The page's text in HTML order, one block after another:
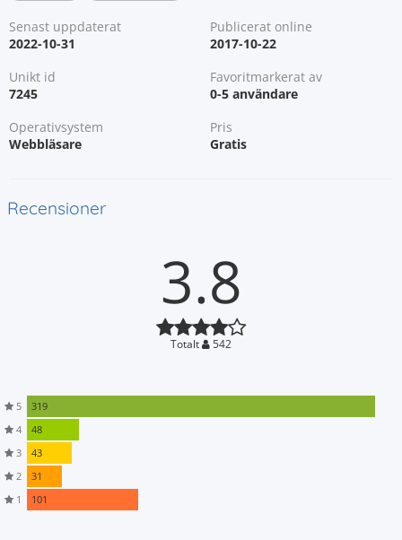
Senast uppdaterat
2022-10-31
Publicerat online
2017-10-22
Unikt id
7245
Favoritmarkerat av
0-5 användare
Operativsystem
Webbläsare
Pris
Gratis
Recensioner
3.8
Totalt 542
5
319
4
48
3
43
2
31
1
101